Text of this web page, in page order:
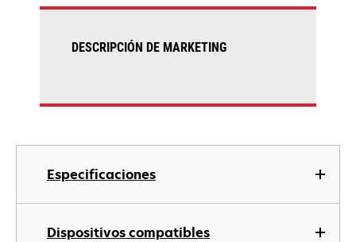
Especificaciones
Dispositivos compatibles
DESCRIPCIÓN DE MARKETING